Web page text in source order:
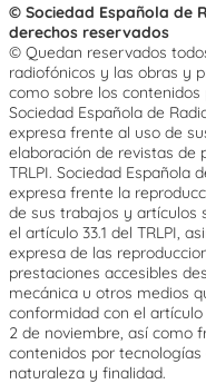
© Sociedad Española de
derechos reservados
© Quedan reservados
radiofónicos y las obras y
como sobre los
Sociedad Española de
expresa frente al uso de
elaboración de revistas de
TRLPI. Sociedad Española
expresa frente la
de sus trabajos y artículos
el artículo 33.1 del TRLPI,
expresa de las
prestaciones accesibles
mecánica u otros medios
conformidad con el
2 de noviembre, así como
contenidos por
naturaleza y finalidad.